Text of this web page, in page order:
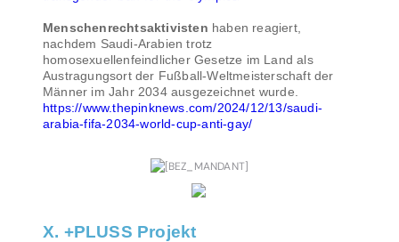
Menschenrechtsaktivisten haben reagiert,
nachdem Saudi-Arabien trotz
homosexuellenfeindlicher Gesetze im Land als
Austragungsort der Fußball-Weltmeisterschaft der
Männer im Jahr 2034 ausgezeichnet wurde.
https://www.thepinknews.com/2024/12/13/saudi-
arabia-fifa-2034-world-cup-anti-gay/
X. +PLUSS Projekt